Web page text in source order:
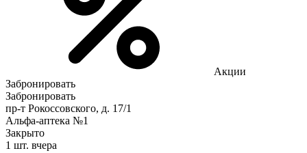
Акции
Забронировать
Забронировать
пр-т Рокоссовского, д. 17/1
Альфа-аптека №1
Закрыто
1 шт. вчера